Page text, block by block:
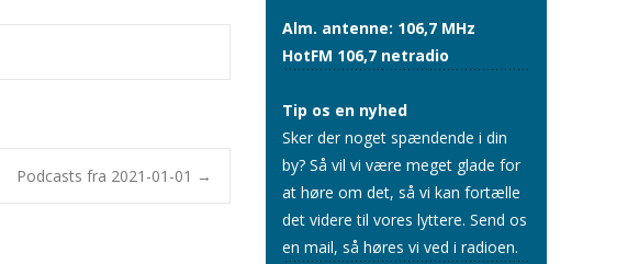
Podcasts fra 2021-01-01 →
Alm. antenne: 106,7 MHz
HotFM 106,7 netradio
Tip os en nyhed
Sker der noget spændende i din
by? Så vil vi være meget glade for
at høre om det, så vi kan fortælle
det videre til vores lyttere. Send os
en mail, så høres vi ved i radioen.